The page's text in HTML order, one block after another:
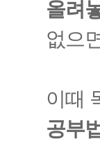
올려
없으
이때
공부